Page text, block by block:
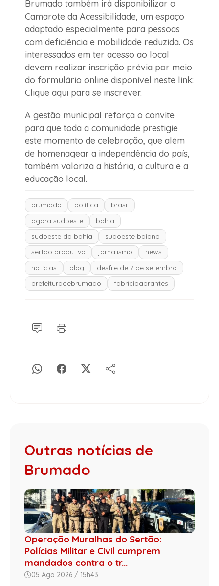
Brumado também irá disponibilizar o
Camarote da Acessibilidade, um espaço
adaptado especialmente para pessoas
com deficiência e mobilidade reduzida. Os
interessados em ter acesso ao local
devem realizar inscrição prévia por meio
do formulário online disponível neste link:
Clique aqui para se inscrever.
A gestão municipal reforça o convite
para que toda a comunidade prestigie
este momento de celebração, que além
de homenagear a independência do país,
também valoriza a história, a cultura e a
educação local.
brumado política
brasil
agora sudoeste
bahia
sudoeste da bahia
sudoeste baiano
sertão produtivo
jornalismo
news
notícias
blog
desfile de 7 de setembro
prefeituradebrumado
fabrícioabrantes
Outras notícias de
Brumado
Operação Muralhas do Sertão:
Polícias Militar e Civil cumprem
mandados contra o tr...
05 Ago 2026 / 15h43